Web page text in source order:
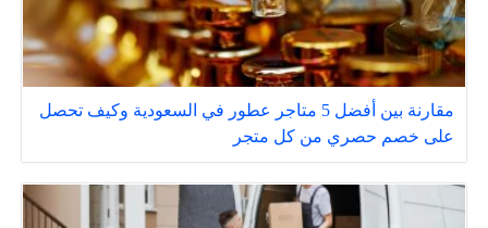
مقارنة بين أفضل 5 متاجر عطور في السعودية وكيف تحصل
على خصم حصري من كل متجر